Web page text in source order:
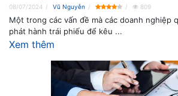
08/07/2024 Vũ Nguyễn 809
Một trong các vấn đề mà các doanh nghiệp
phát hành trái phiếu để kêu ...
Xem thêm